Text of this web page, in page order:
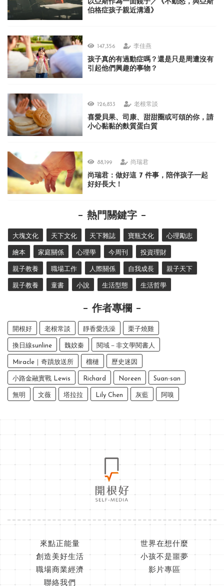
以亞斯作為一面鏡子／《不動怒，與亞斯
伯格症孩子親近溝通》
147,356 李佳燕
孩子真的有過動症嗎？還是只是周遭沒有
引起他們興趣的事物？
126,833 老根常談
喜愛貝果、司康、甜甜圈或可頌的你，請
小心黏黏的麩質蛋白質
88,199 尚瑞君
尚瑞君：做好這 7 件事，陪伴孩子一起
好好長大！
熱門關鍵字
大塊文化 天下文化 天下雜誌 寶瓶文化 心理勵志
繪本 家庭關係 心理學 今周刊 投資理財
親子教養 職場工作 人際關係 自我成長 親子天下
親子教養 童書 小說 生活型態 生活哲學
作者專欄
開根好 老根常談 靜香愛洗澡 栗子燒雞
換日線sunline 魏妏秦 閱域－非文學閱書人
Miracle｜奇蹟放送所 榴槤 歷史迷因
小路金融實戰 Lewis Richard Noreen Suan-san
無明 文薇 塔拉拉 Lily Chen 灰藍 阿嗅
來點正能量
世界在想什麼
創造美好生活
小孩不是噩夢
職場商業經濟
影片專區
聯絡我們